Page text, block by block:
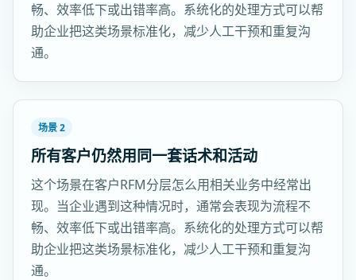
畅、效率低下或出错率高。系统化的处理方式可以帮
助企业把这类场景标准化，减少人工干预和重复沟
通。
场景 2
所有客户仍然用同一套话术和活动
这个场景在客户RFM分层怎么用相关业务中经常出
现。当企业遇到这种情况时，通常会表现为流程不
畅、效率低下或出错率高。系统化的处理方式可以帮
助企业把这类场景标准化，减少人工干预和重复沟
通。